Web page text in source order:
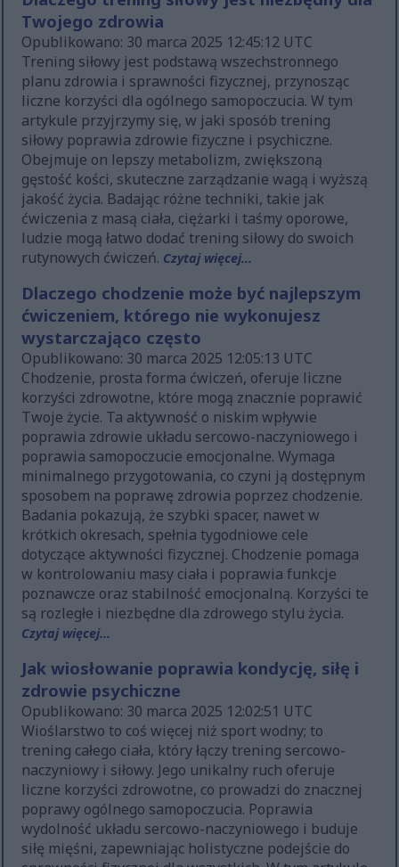
Twojego zdrowia
Opublikowano: 30 marca 2025 12:45:12 UTC
Trening siłowy jest podstawą wszechstronnego
planu zdrowia i sprawności fizycznej, przynosząc
liczne korzyści dla ogólnego samopoczucia. W tym
artykule przyjrzymy się, w jaki sposób trening
siłowy poprawia zdrowie fizyczne i psychiczne.
Obejmuje on lepszy metabolizm, zwiększoną
gęstość kości, skuteczne zarządzanie wagą i wyższą
jakość życia. Badając różne techniki, takie jak
ćwiczenia z masą ciała, ciężarki i taśmy oporowe,
ludzie mogą łatwo dodać trening siłowy do swoich
rutynowych ćwiczeń. Czytaj więcej...
Dlaczego chodzenie może być najlepszym
ćwiczeniem, którego nie wykonujesz
wystarczająco często
Opublikowano: 30 marca 2025 12:05:13 UTC
Chodzenie, prosta forma ćwiczeń, oferuje liczne
korzyści zdrowotne, które mogą znacznie poprawić
Twoje życie. Ta aktywność o niskim wpływie
poprawia zdrowie układu sercowo-naczyniowego i
poprawia samopoczucie emocjonalne. Wymaga
minimalnego przygotowania, co czyni ją dostępnym
sposobem na poprawę zdrowia poprzez chodzenie.
Badania pokazują, że szybki spacer, nawet w
krótkich okresach, spełnia tygodniowe cele
dotyczące aktywności fizycznej. Chodzenie pomaga
w kontrolowaniu masy ciała i poprawia funkcje
poznawcze oraz stabilność emocjonalną. Korzyści te
są rozległe i niezbędne dla zdrowego stylu życia.
Czytaj więcej...
Jak wiosłowanie poprawia kondycję, siłę i
zdrowie psychiczne
Opublikowano: 30 marca 2025 12:02:51 UTC
Wioślarstwo to coś więcej niż sport wodny; to
trening całego ciała, który łączy trening sercowo-
naczyniowy i siłowy. Jego unikalny ruch oferuje
liczne korzyści zdrowotne, co prowadzi do znacznej
poprawy ogólnego samopoczucia. Poprawia
wydolność układu sercowo-naczyniowego i buduje
siłę mięśni, zapewniając holistyczne podejście do